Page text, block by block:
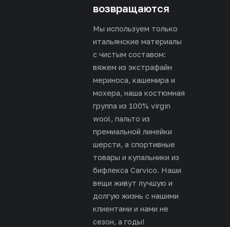
возвращаются
Мы используем только
итальянские материалы
с чистым составом:
вяжем из экстрафайн
мериноса, кашемира и
мохера, наша костюмная
группа из 100% virgin
wool, пальто из
премиальной линейки
шерсти, а спортивные
товары и купальники из
бифлекса Carvico. Наши
вещи живут лучшую и
долгую жизнь с нашими
клиентами и нами не
сезон, а годы!